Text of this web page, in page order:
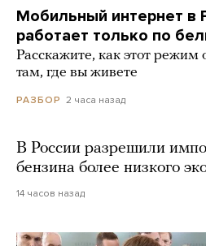
Мобильный интернет в
работает только по
Расскажите, как этот режим
там, где вы живете
РАЗБОР 2 часа назад
В России разрешили
бензина более низкого
14 часов назад